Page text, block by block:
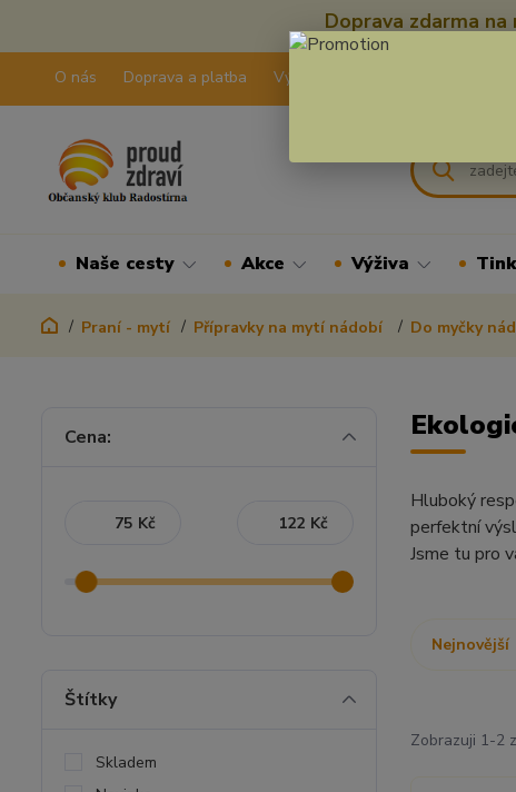
Doprava zdarma
O nás Doprava a platba Výdejní pravidla
Naše cesty Akce Výživa
Praní - mytí Přípravky na mytí nádobí Do myčky
Hluboký
perfektní
Jsme tu pro
Nejnovější
Zobrazuji 1-2
Cena:
Kč Kč
Štítky
Skladem